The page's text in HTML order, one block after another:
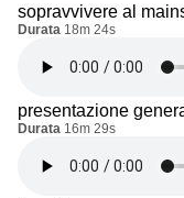
sopravvivere al
Durata 18m 24s
presentazione
Durata 16m 29s